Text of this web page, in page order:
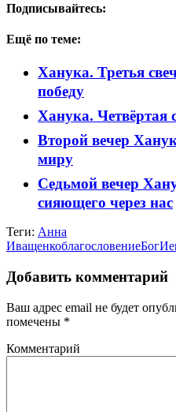
Подписывайтесь:
Ещё по теме:
Ханука. Третья
победу
Ханука. Четвёртая
Второй вечер
миру
Седьмой вечер
сияющего через нас
Теги: Анна
ИващенкоблагословениеБог
Добавить комментарий
Ваш адрес email не будет
помечены *
Комментарий